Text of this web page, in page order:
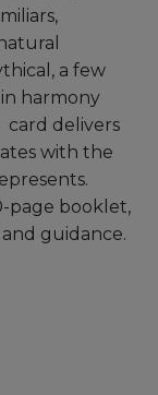
a few
harmony
card delivers
with the
page booklet,
guidance.